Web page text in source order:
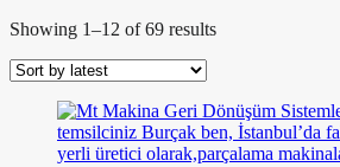
Showing 1–12 of 69 results